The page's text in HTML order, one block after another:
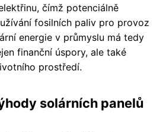
čímž potenciálně
fosilních paliv pro provoz
energie v průmyslu má tedy
finanční úspory, ale také
prostředí.
solárních panelů